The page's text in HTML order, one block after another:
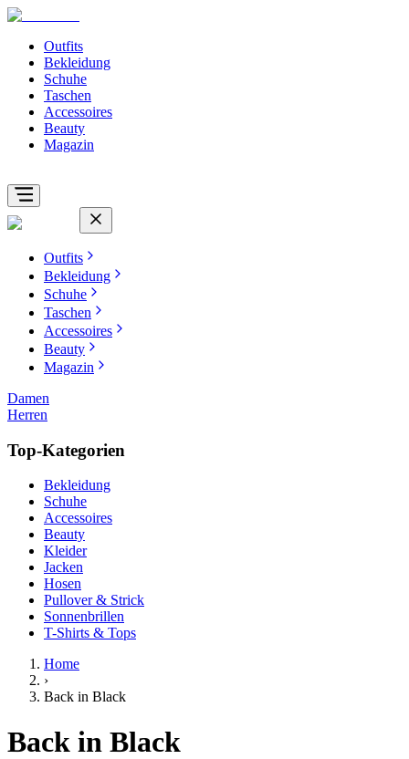
Outfits
Bekleidung
Schuhe
Taschen
Accessoires
Beauty
Magazin
Outfits
Bekleidung
Schuhe
Taschen
Accessoires
Beauty
Magazin
Damen
Herren
Top-Kategorien
Bekleidung
Schuhe
Accessoires
Beauty
Kleider
Jacken
Hosen
Pullover & Strick
Sonnenbrillen
T-Shirts & Tops
Home
›
Back in Black
Back in Black